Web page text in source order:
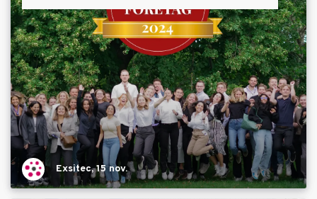
Exsitec, 15 nov.